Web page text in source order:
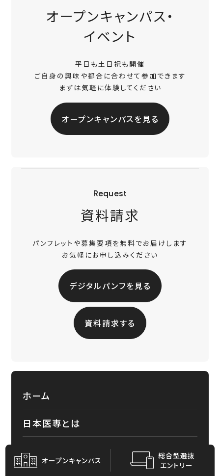
オープンキャンパス
総合型選抜
エントリー
オープンキャンパス・
イベント
平日も土日祝も開催
ご自身の興味や都合に合わせて参加できます
まずは気軽に体験してください
オープンキャンパスを見る
Request
資料請求
パンフレットや募集要項を無料でお届けします
お気軽にお申し込みください
デジタルパンフを見る
資料請求する
ホーム
日本医専とは
学びの特長